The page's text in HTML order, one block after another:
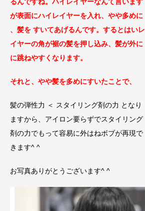
が表面にハイレイヤーを入れ、やや多めに
、髪を すいてあげるんです。するとはいレ
イヤーの角が裾の髪を押し込み、髪が外に
に跳ねやすくなります。
それと、やや髪を多めにすいたことで、
髪の弾性力 ＜ スタイリング剤の力 となり
ますから、アイロン要らずでスタイリング
剤の力でもって容易に外はねボブが再現で
きます^ ^
お写真ありがとうございます^ ^